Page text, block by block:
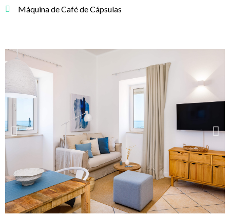
Máquina de Café de Cápsulas